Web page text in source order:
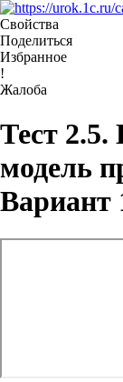
Свойства
Поделиться
Избранное
!
Жалоба
Тест 2.5.
модель
Вариант